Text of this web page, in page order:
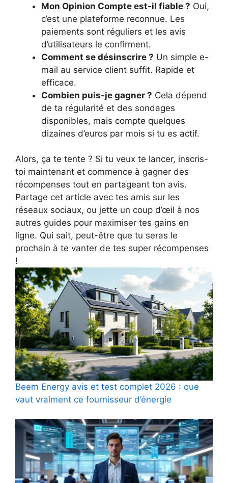
Mon Opinion Compte est-il fiable ? Oui,
c’est une plateforme reconnue. Les
paiements sont réguliers et les avis
d’utilisateurs le confirment.
Comment se désinscrire ? Un simple e-
mail au service client suffit. Rapide et
efficace.
Combien puis-je gagner ? Cela dépend
de ta régularité et des sondages
disponibles, mais compte quelques
dizaines d’euros par mois si tu es actif.
Alors, ça te tente ? Si tu veux te lancer, inscris-
toi maintenant et commence à gagner des
récompenses tout en partageant ton avis.
Partage cet article avec tes amis sur les
réseaux sociaux, ou jette un coup d’œil à nos
autres guides pour maximiser tes gains en
ligne. Qui sait, peut-être que tu seras le
prochain à te vanter de tes super récompenses
!
Beem Energy avis et test complet 2026 : que
vaut vraiment ce fournisseur d’énergie